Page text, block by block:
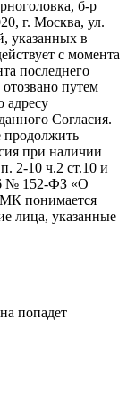
б-р
г. Москва, ул.
указанных в
с момента
последнего
путем
адресу
Согласия.
продолжить
при наличии
2-10 ч.2 ст.10 и
№ 152-ФЗ «О
понимается
лица, указанные
попадет